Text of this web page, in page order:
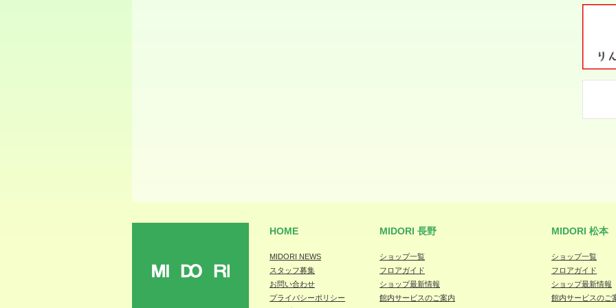
HOME
MIDORI NEWS
スタッフ募集
お問い合わせ
プライバシーポリシー
MIDORI 長野
ショップ一覧
フロアガイド
ショップ最新情報
館内サービスのご案内
MIDORI 松本
ショップ一覧
フロアガイド
ショップ最新情報
館内サービスのご